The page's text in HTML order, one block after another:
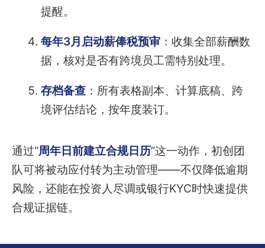
提醒。
每年3月启动薪俸税预审：收集全部薪酬数
据，核对是否有跨境员工需特别处理。
存档备查：所有表格副本、计算底稿、跨
境评估结论，按年度装订。
通过“周年日前建立合规日历”这一动作，初创团
队可将被动应付转为主动管理——不仅降低逾期
风险，还能在投资人尽调或银行KYC时快速提供
合规证据链。